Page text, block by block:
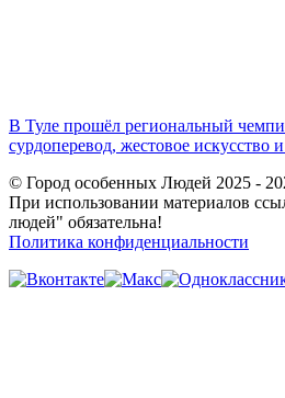
В Туле прошёл региональный
сурдоперевод, жестовое искусство
© Город особенных Людей 2025 -
При использовании материалов
людей" обязательна!
Политика конфиденциальности